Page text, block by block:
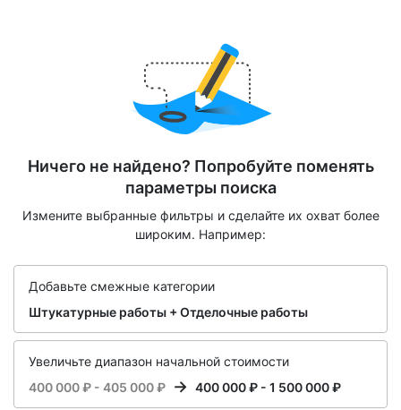
Ничего не найдено? Попробуйте поменять
параметры поиска
Измените выбранные фильтры и сделайте их охват более
широким. Например:
Добавьте смежные категории
Штукатурные работы + Отделочные работы
Увеличьте диапазон начальной стоимости
400 000 ₽ - 405 000 ₽
400 000 ₽ - 1 500 000 ₽